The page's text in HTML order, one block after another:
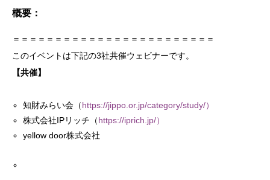
概要：
＝＝＝＝＝＝＝＝＝＝＝＝＝＝＝＝＝＝＝＝＝＝＝＝
このイベントは下記の3社共催ウェビナーです。
【共催】
知財みらい会（https://jippo.or.jp/category/study/）
株式会社IPリッチ（https://iprich.jp/）
yellow door株式会社